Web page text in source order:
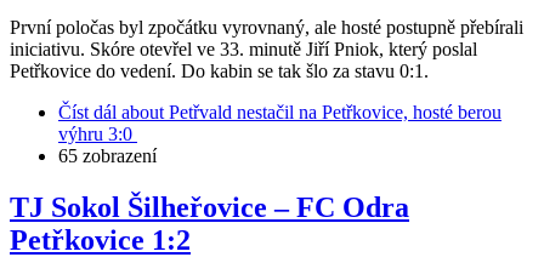
První poločas byl zpočátku vyrovnaný, ale hosté postupně přebírali
iniciativu. Skóre otevřel ve 33. minutě Jiří Pniok, který poslal
Petřkovice do vedení. Do kabin se tak šlo za stavu 0:1.
Číst dál about Petřvald nestačil na Petřkovice, hosté berou
výhru 3:0 ​
65 zobrazení
TJ Sokol Šilheřovice – FC Odra
Petřkovice 1:2